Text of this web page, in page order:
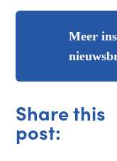
Meer
Share this
post: